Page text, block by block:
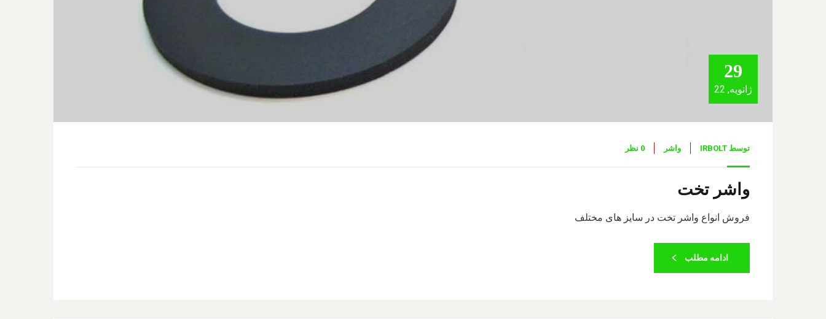
29
ژانویه, 22
توسط IRBOLT واشر 0 نظر
واشر تخت
فروش انواع واشر تخت در سایز های مختلف
ادامه مطلب